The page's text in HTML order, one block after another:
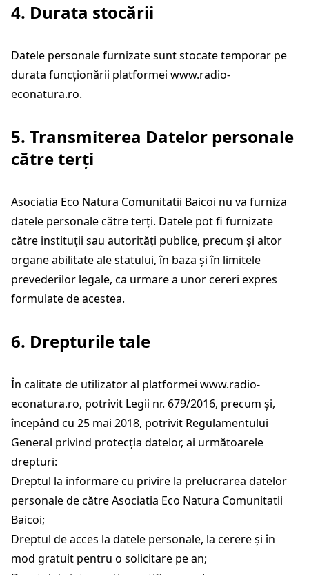
4. Durata stocării
Datele personale furnizate sunt stocate temporar pe
durata funcționării platformei www.radio-
econatura.ro.
5. Transmiterea Datelor personale
către terți
Asociatia Eco Natura Comunitatii Baicoi nu va furniza
datele personale către terți. Datele pot fi furnizate
către instituții sau autorități publice, precum și altor
organe abilitate ale statului, în baza și în limitele
prevederilor legale, ca urmare a unor cereri expres
formulate de acestea.
6. Drepturile tale
În calitate de utilizator al platformei www.radio-
econatura.ro, potrivit Legii nr. 679/2016, precum și,
începând cu 25 mai 2018, potrivit Regulamentului
General privind protecția datelor, ai următoarele
drepturi:
Dreptul la informare cu privire la prelucrarea datelor
personale de către Asociatia Eco Natura Comunitatii
Baicoi;
Dreptul de acces la datele personale, la cerere și în
mod gratuit pentru o solicitare pe an;